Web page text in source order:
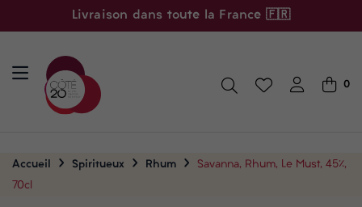
Livraison dans toute la France 🇫🇷
0
Accueil Spiritueux Rhum
Savanna, Rhum, Le Must, 45%,
70cl